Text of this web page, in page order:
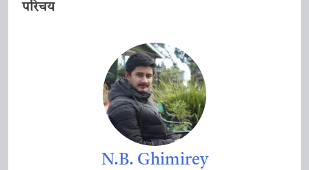
परिचय
N.B. Ghimirey